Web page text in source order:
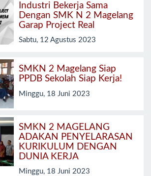
Industri Bekerja Sama
Dengan SMK N 2 Magelang
Garap Project Real
Sabtu, 12 Agustus 2023
SMKN 2 Magelang Siap
PPDB Sekolah Siap Kerja!
Minggu, 18 Juni 2023
SMKN 2 MAGELANG
ADAKAN PENYELARASAN
KURIKULUM DENGAN
DUNIA KERJA
Minggu, 18 Juni 2023